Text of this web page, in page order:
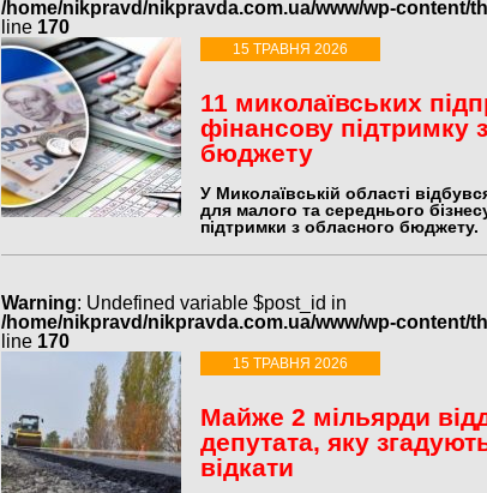
/home/nikpravd/nikpravda.com.ua/www/wp-content/
line 170
15 ТРАВНЯ 2026
11 миколаївських
фінансову підтримку
бюджету
У Миколаївській області
для малого та середнього
підтримки з обласного бюджету.
Warning: Undefined variable $post_id in
/home/nikpravd/nikpravda.com.ua/www/wp-content/
line 170
15 ТРАВНЯ 2026
Майже 2 мільярди
депутата, яку
відкати